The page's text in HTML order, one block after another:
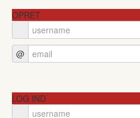
OPRET
@
LOG IND